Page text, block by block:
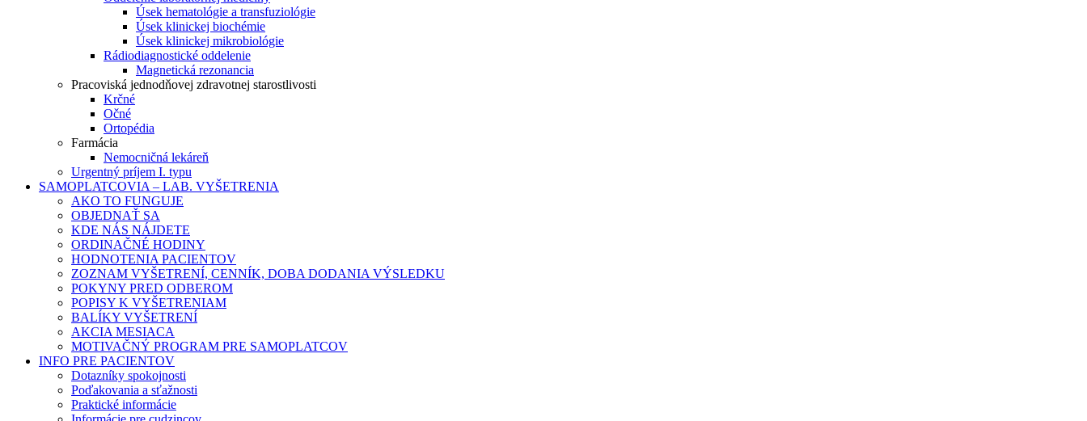
Úsek hematológie a transfuziológie
Úsek klinickej biochémie
Úsek klinickej mikrobiológie
Rádiodiagnostické oddelenie
Magnetická rezonancia
Pracoviská jednodňovej zdravotnej starostlivosti
Krčné
Očné
Ortopédia
Farmácia
Nemocničná lekáreň
Urgentný príjem I. typu
SAMOPLATCOVIA – LAB. VYŠETRENIA
AKO TO FUNGUJE
OBJEDNAŤ SA
KDE NÁS NÁJDETE
ORDINAČNÉ HODINY
HODNOTENIA PACIENTOV
ZOZNAM VYŠETRENÍ, CENNÍK, DOBA DODANIA VÝSLEDKU
POKYNY PRED ODBEROM
POPISY K VYŠETRENIAM
BALÍKY VYŠETRENÍ
AKCIA MESIACA
MOTIVAČNÝ PROGRAM PRE SAMOPLATCOV
INFO PRE PACIENTOV
Dotazníky spokojnosti
Poďakovania a sťažnosti
Praktické informácie